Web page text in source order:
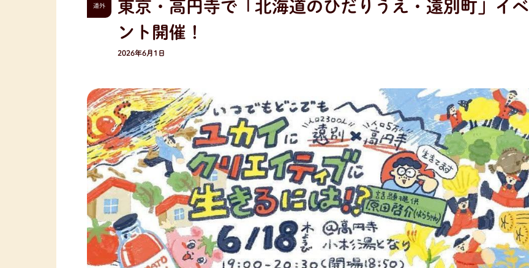
道外
東京・高円寺で「北海道のひだりうえ・遠別町」イベ
ント開催！
2026年6月1日